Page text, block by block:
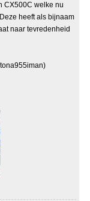
CX500C welke nu
heeft als bijnaam
naar tevredenheid